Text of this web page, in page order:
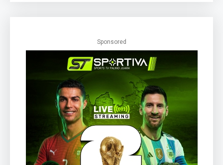
Sponsored